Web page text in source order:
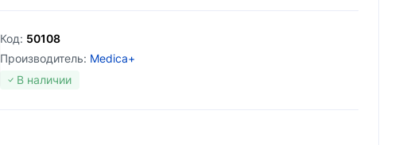
Код: 50108
Производитель: Medica+
В наличии